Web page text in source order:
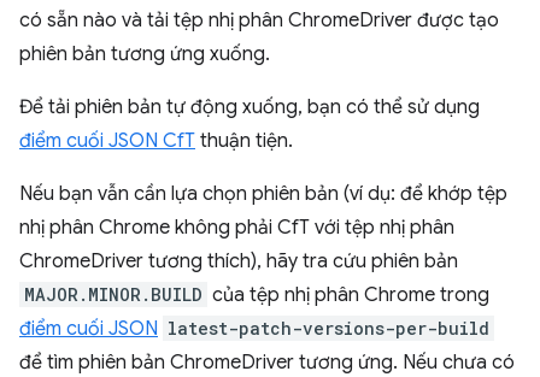
có sẵn nào và tải tệp nhị phân ChromeDriver được tạo
phiên bản tương ứng xuống.
Để tải phiên bản tự động xuống, bạn có thể sử dụng
điểm cuối JSON CfT thuận tiện.
Nếu bạn vẫn cần lựa chọn phiên bản (ví dụ: để khớp tệp
nhị phân Chrome không phải CfT với tệp nhị phân
ChromeDriver tương thích), hãy tra cứu phiên bản
MAJOR.MINOR.BUILD của tệp nhị phân Chrome trong
điểm cuối JSON latest-patch-versions-per-build
để tìm phiên bản ChromeDriver tương ứng. Nếu chưa có